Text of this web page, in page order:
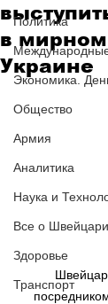
Политика
Экономика.
Общество
Армия
Аналитика
Наука и
Все о
Здоровье
Транспорт
в
Украине